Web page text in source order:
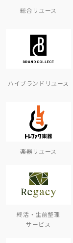
総合リユース
ハイブランドリユース
楽器リユース
終活・生前整理
サービス